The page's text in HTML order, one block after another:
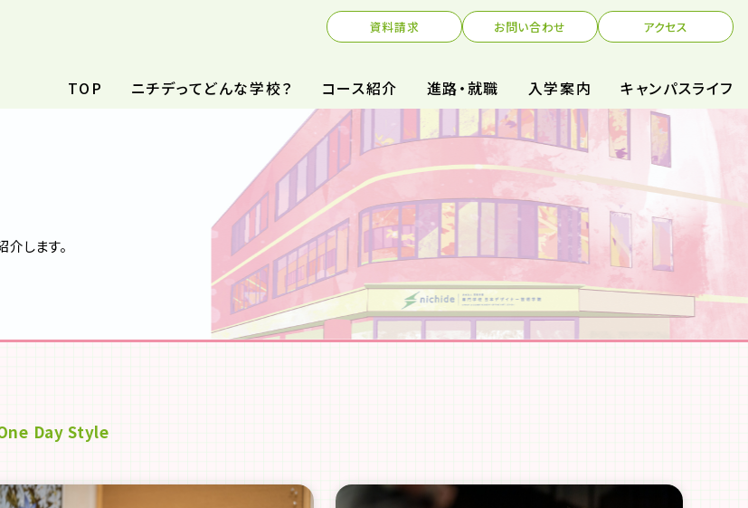
TOP ニチデってどんな学校？ コース紹介 進路・就職 入学案内 キャンパスライフ
資料請求 お問い合わせ アクセス
します。
Day Style